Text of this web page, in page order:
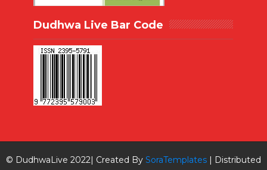
Dudhwa Live Bar Code
© DudhwaLive 2022| Created By SoraTemplates| Distributed